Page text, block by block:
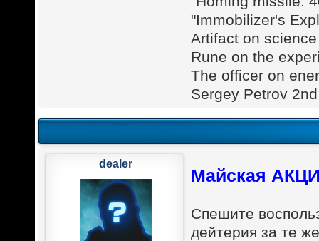
"Immobilizer's
Artifact on
Rune on the
The officer on
Sergey Petrov
Майская
Спешите
дейтерия за те
dealer